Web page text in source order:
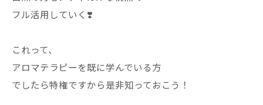
フル活用していく❣️
これって、
アロマテラピーを既に学んでいる方
でしたら特権ですから是非知っておこう！